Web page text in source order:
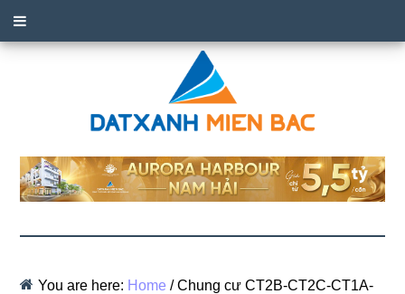
You are here: Home /Chung cư CT2B-CT2C-CT1A-